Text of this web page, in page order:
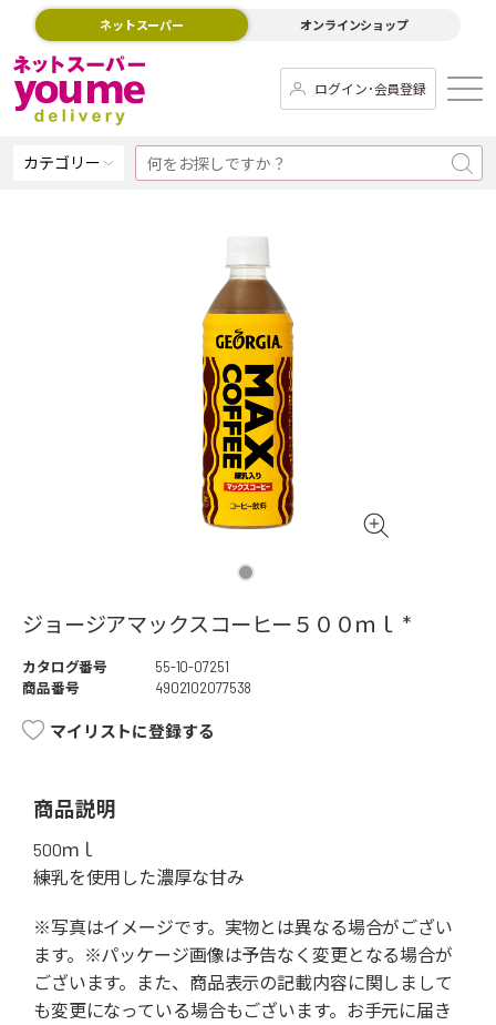
ネットスーパー オンラインショップ
ログイン･会員登録
カテゴリー
ジョージアマックスコーヒー５００ｍｌ *
カタログ番号
55-10-07251
商品番号
4902102077538
マイリストに登録する
商品説明
500ｍｌ
練乳を使用した濃厚な甘み
※写真はイメージです。実物とは異なる場合がござい
ます。※パッケージ画像は予告なく変更となる場合が
ございます。また、商品表示の記載内容に関しまして
も変更になっている場合もございます。お手元に届き